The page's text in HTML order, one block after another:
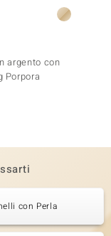
argento con
Porpora
con Perla